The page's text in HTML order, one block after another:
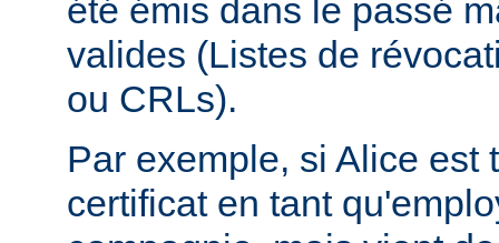
été émis dans le passé
valides (Listes de
ou CRLs).
Par exemple, si Alice est
certificat en tant